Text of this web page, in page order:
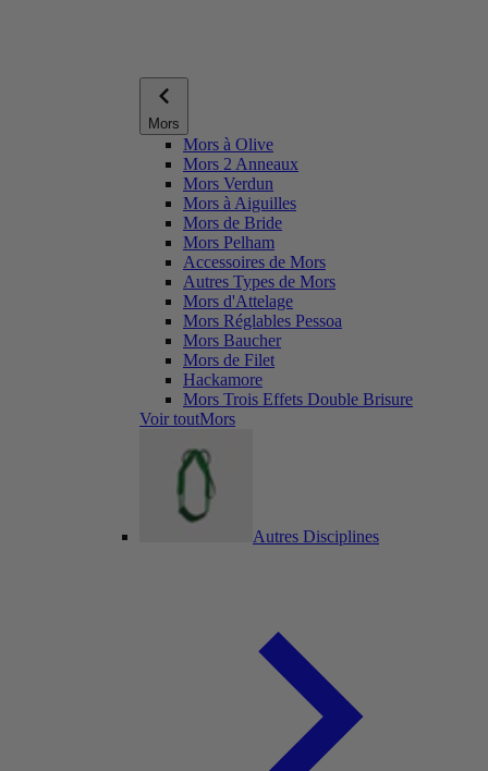
Mors
Mors à Olive
Mors 2 Anneaux
Mors Verdun
Mors à Aiguilles
Mors de Bride
Mors Pelham
Accessoires de Mors
Autres Types de Mors
Mors d'Attelage
Mors Réglables Pessoa
Mors Baucher
Mors de Filet
Hackamore
Mors Trois Effets Double Brisure
Voir toutMors
Autres Disciplines